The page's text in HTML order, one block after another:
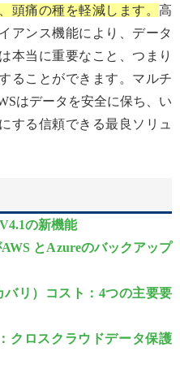
頭痛の種を軽減します。 高
アンス機能により、データ
本当に重要なこと、つまり
ることができます。マルチ
はデータを安全に保ち、い
する信頼できる最良ソリュ
の新機能
とAzureのバックアップ
リ）コスト：4つの主要要
クロスクラウドデータ保護